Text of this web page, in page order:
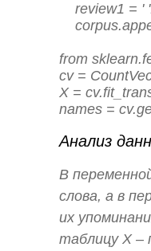
review1 = '
from
cv =
X =
names =
Анализ
В
слова, а в
их
таблицу Х –